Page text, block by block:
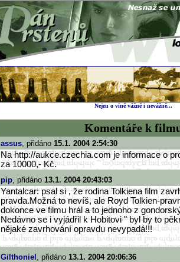
Nejen o víně vážně i nevážně...
Komentáře k
assus, přidáno 15.1. 2004 2:54:30
Na http://aukce.czechia.com je informace o
za 10000,- Kč.
pip, přidáno 13.1. 2004 20:43:03
Yantalcar: psal si , že rodina Tolkiena film
pravda.Možná to nevíš, ale Royd Tolkien-
dokonce ve filmu hrál a to jednoho z
Nedávno se i vyjádřil k Hobitovi " byl by to
nějaké zavrhování opravdu nevypadá!!!
Gilthoniel , přidáno 13.1. 2004 20:06:36